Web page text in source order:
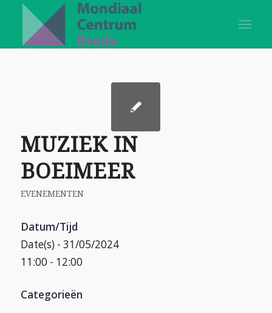
MUZIEK IN
BOEIMEER
EVENEMENTEN
Datum/Tijd
Date(s) - 31/05/2024
11:00 - 12:00
Categorieën